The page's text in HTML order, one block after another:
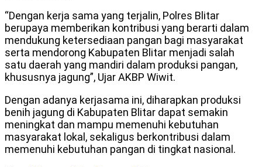
“Dengan kerja sama yang terjalin, Polres Blitar
berupaya memberikan kontribusi yang berarti dalam
mendukung ketersediaan pangan bagi masyarakat
serta mendorong Kabupaten Blitar menjadi salah
satu daerah yang mandiri dalam produksi pangan,
khususnya jagung”, Ujar AKBP Wiwit.
Dengan adanya kerjasama ini, diharapkan produksi
benih jagung di Kabupaten Blitar dapat semakin
meningkat dan mampu memenuhi kebutuhan
masyarakat lokal, sekaligus berkontribusi dalam
memenuhi kebutuhan pangan di tingkat nasional.